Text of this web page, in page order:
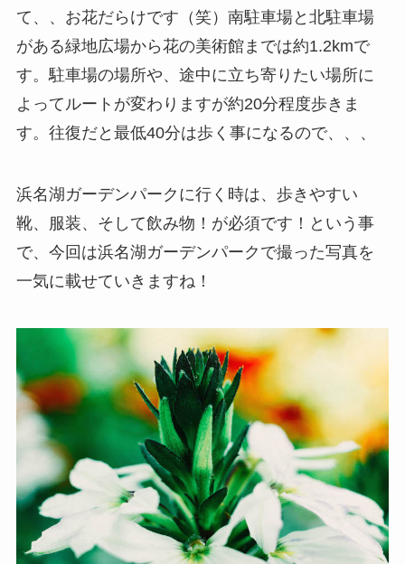
て、、お花だらけです（笑）南駐車場と北駐車場
がある緑地広場から花の美術館までは約1.2kmで
す。駐車場の場所や、途中に立ち寄りたい場所に
よってルートが変わりますが約20分程度歩きま
す。往復だと最低40分は歩く事になるので、、、
浜名湖ガーデンパークに行く時は、歩きやすい
靴、服装、そして飲み物！が必須です！という事
で、今回は浜名湖ガーデンパークで撮った写真を
一気に載せていきますね！